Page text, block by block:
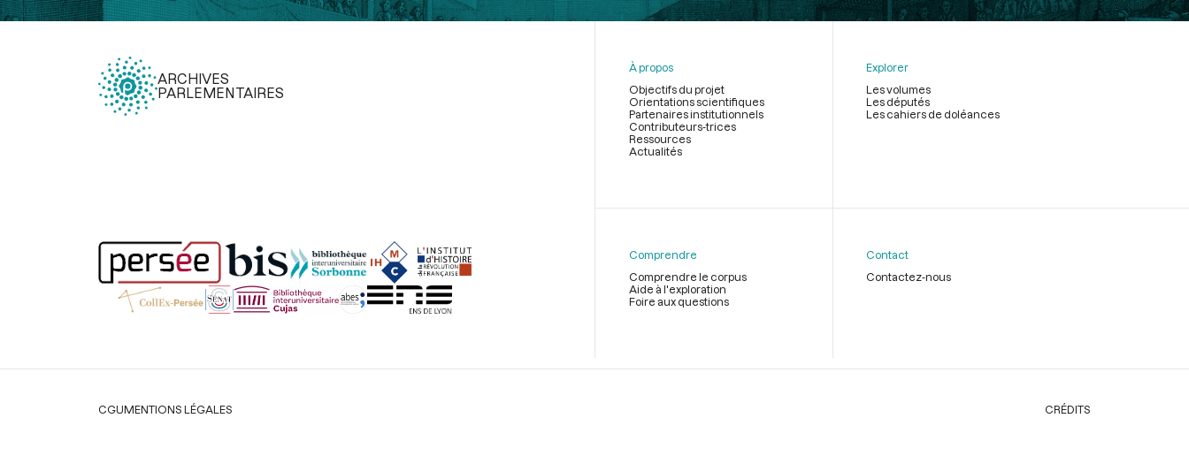
ARCHIVES
PARLEMENTAIRES
page
À propos
Objectifs du projet
Orientations scientifiques
Partenaires institutionnels
Contributeurs-trices
Ressources
Actualités
Explorer
Les volumes
Les députés
Les cahiers de doléances
Comprendre
Comprendre le corpus
Aide à l'exploration
Foire aux questions
Contact
Contactez-nous
Légal
CGUMENTIONS LÉGALES CRÉDITS